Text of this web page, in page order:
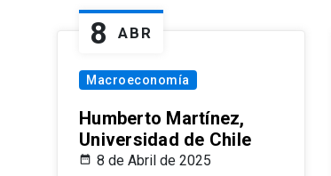
8 ABR
Macroeconomía
Humberto Martínez,
Universidad de Chile
8 de Abril de 2025